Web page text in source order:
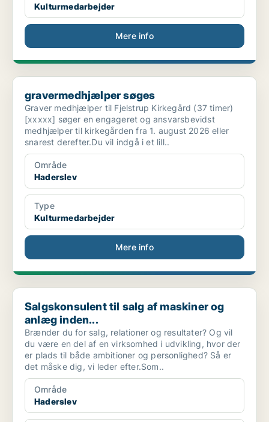
Kulturmedarbejder
Mere info
gravermedhjælper søges
gravermedhjælper søges
Graver medhjælper til Fjelstrup Kirkegård (37 timer)
[xxxxx] søger en engageret og ansvarsbevidst
medhjælper til kirkegården fra 1. august 2026 eller
snarest derefter.Du vil indgå i et lill..
Område
Haderslev
Type
Kulturmedarbejder
Mere info
Salgskonsulent til salg af maskiner og anlæg inden...
Salgskonsulent til salg af maskiner og
anlæg inden...
Brænder du for salg, relationer og resultater? Og vil
du være en del af en virksomhed i udvikling, hvor der
er plads til både ambitioner og personlighed? Så er
det måske dig, vi leder efter.Som..
Område
Haderslev